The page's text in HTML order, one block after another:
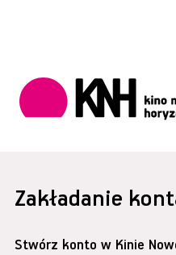
Zakładanie
Stwórz konto w Kinie